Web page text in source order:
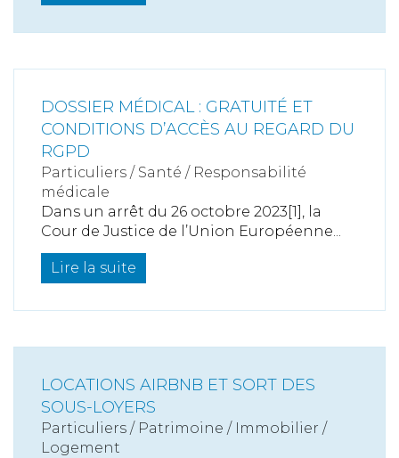
DOSSIER MÉDICAL : GRATUITÉ ET
CONDITIONS D’ACCÈS AU REGARD DU
RGPD
Particuliers / Santé / Responsabilité
médicale
Dans un arrêt du 26 octobre 2023[1], la
Cour de Justice de l’Union Européenne...
Lire la suite
LOCATIONS AIRBNB ET SORT DES
SOUS-LOYERS
Particuliers / Patrimoine / Immobilier /
Logement